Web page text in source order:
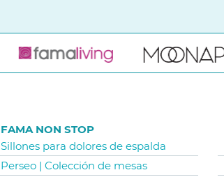
FAMA NON STOP
Sillones para dolores de espalda
Perseo | Colección de mesas